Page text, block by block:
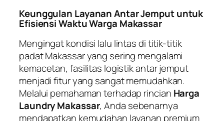
Keunggulan Layanan Antar Jemput untuk
Efisiensi Waktu Warga Makassar
Mengingat kondisi lalu lintas di titik-titik
padat Makassar yang sering mengalami
kemacetan, fasilitas logistik antar jemput
menjadi fitur yang sangat memudahkan.
Melalui pemahaman terhadap rincian Harga
Laundry Makassar, Anda sebenarnya
mendapatkan kemudahan layanan premium